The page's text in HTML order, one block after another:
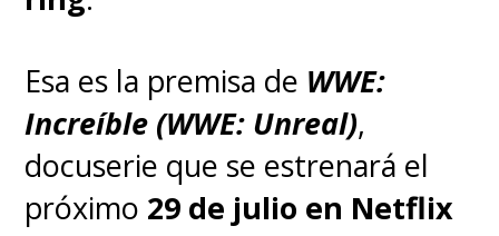
Como suele suceder cada vez
que Becky Lynch retorna tras
una ausencia, la irlandesa junto
a Lyra Valkyria derrotaron a Liv y
Raquel y son las nuevas
Esa es la premisa de WWE:
Increíble (WWE: Unreal),
docuserie que se estrenará el
próximo 29 de julio en Netflix